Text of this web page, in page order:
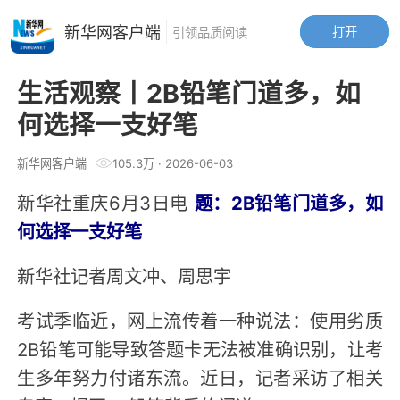
生活观察丨2B铅笔门道多，如
何选择一支好笔
新华网客户端 105.3万· 2026-06-03
新华社重庆6月3日电 题：2B铅笔门道多，如
何选择一支好笔
新华社记者周文冲、周思宇
考试季临近，网上流传着一种说法：使用劣质
2B铅笔可能导致答题卡无法被准确识别，让考
生多年努力付诸东流。近日，记者采访了相关
打开
新华网客户端 引领品质阅读